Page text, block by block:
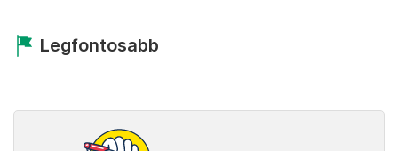
Legfontosabb